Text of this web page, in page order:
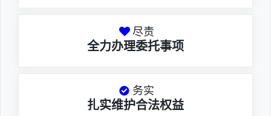
尽责
全力办理委托事项
务实
扎实维护合法权益